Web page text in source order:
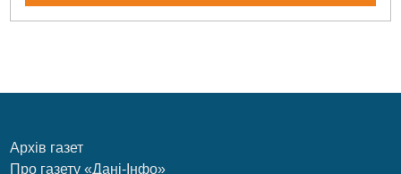
Архів газет
Про газету «Дані-Інфо»